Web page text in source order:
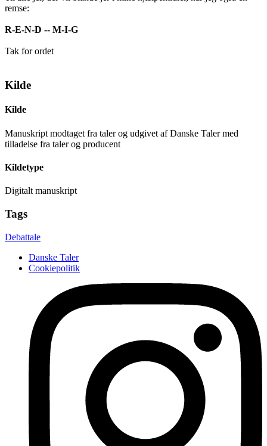
remse:
R-E-N-D -- M-I-G
Tak for ordet
Kilde
Kilde
Manuskript modtaget fra taler og udgivet af Danske Taler med
tilladelse fra taler og producent
Kildetype
Digitalt manuskript
Tags
Debattale
Danske Taler
Cookiepolitik